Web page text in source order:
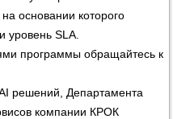
основании которого
уровень SLA.
программы обращайтесь к
решений, Департамента
компании КРОК